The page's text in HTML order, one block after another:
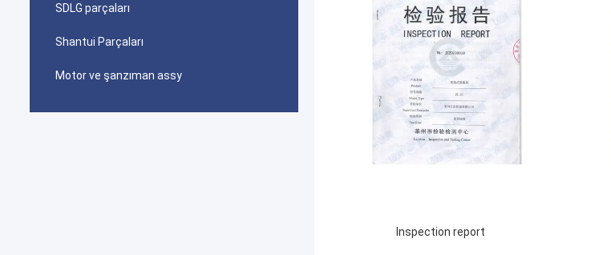
SDLG parçaları
Shantui Parçaları
Motor ve şanzıman assy
Inspection report